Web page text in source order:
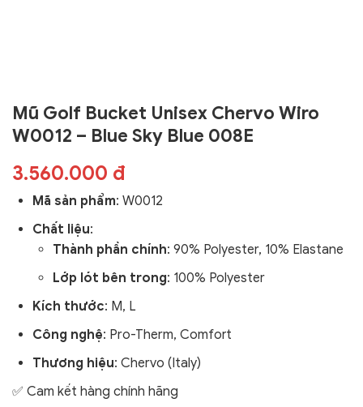
Mũ Golf Bucket Unisex Chervo Wiro
W0012 – Blue Sky Blue 008E
3.560.000 đ
Mã sản phẩm: W0012
Chất liệu:
Thành phần chính: 90% Polyester, 10% Elastane
Lớp lót bên trong: 100% Polyester
Kích thước: M, L
Công nghệ: Pro-Therm, Comfort
Thương hiệu: Chervo (Italy)
✅ Cam kết hàng chính hãng